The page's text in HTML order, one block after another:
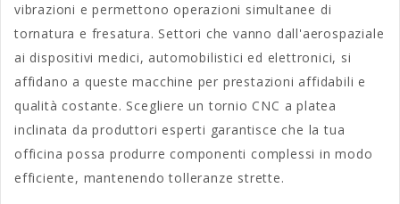
vibrazioni e permettono operazioni simultanee di
tornatura e fresatura. Settori che vanno dall'aerospaziale
ai dispositivi medici, automobilistici ed elettronici, si
affidano a queste macchine per prestazioni affidabili e
qualità costante. Scegliere un tornio CNC a platea
inclinata da produttori esperti garantisce che la tua
officina possa produrre componenti complessi in modo
efficiente, mantenendo tolleranze strette.